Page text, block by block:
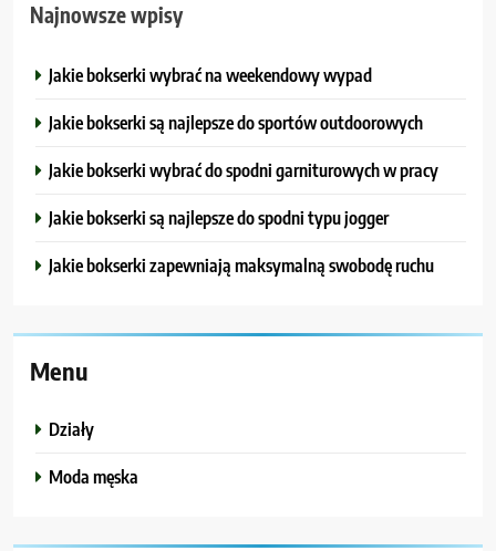
Najnowsze wpisy
Jakie bokserki wybrać na weekendowy wypad
Jakie bokserki są najlepsze do sportów outdoorowych
Jakie bokserki wybrać do spodni garniturowych w pracy
Jakie bokserki są najlepsze do spodni typu jogger
Jakie bokserki zapewniają maksymalną swobodę ruchu
Menu
Działy
Moda męska